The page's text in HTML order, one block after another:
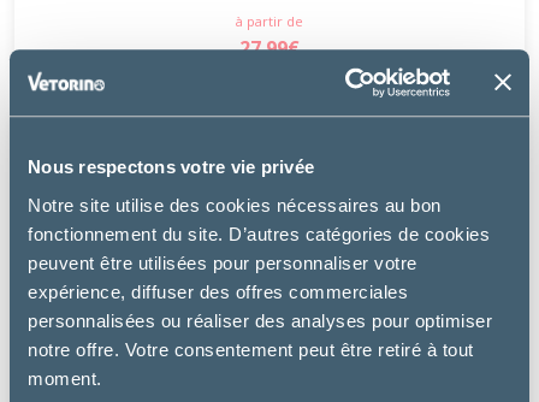
Nous respectons votre vie privée
Notre site utilise des cookies nécessaires au bon
fonctionnement du site. D’autres catégories de cookies
peuvent être utilisées pour personnaliser votre
expérience, diffuser des offres commerciales
personnalisées ou réaliser des analyses pour optimiser
notre offre. Votre consentement peut être retiré à tout
moment.
à partir de
27.99€